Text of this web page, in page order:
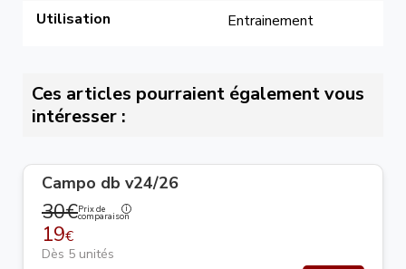
Utilisation Entrainement
Ces articles pourraient également vous
intéresser :
Campo db v24/26
30€Prix de
comparaison
19€
Dès 5 unités